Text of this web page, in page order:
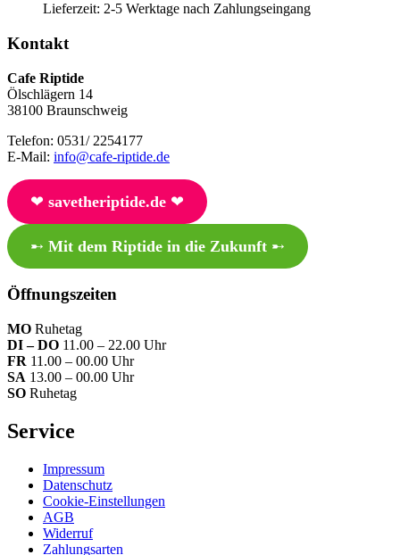
Lieferzeit: 2-5 Werktage nach Zahlungseingang
Kontakt
Cafe Riptide
Ölschlägern 14
38100 Braunschweig
Telefon: 0531/ 2254177
E-Mail: info@cafe-riptide.de
❤︎ savetheriptide.de❤︎
➸ Mit dem Riptide in die Zukunft➸
Öffnungszeiten
MO Ruhetag
DI – DO 11.00 – 22.00 Uhr
FR 11.00 – 00.00 Uhr
SA 13.00 – 00.00 Uhr
SO Ruhetag
Service
Impressum
Datenschutz
Cookie-Einstellungen
AGB
Widerruf
Zahlungsarten